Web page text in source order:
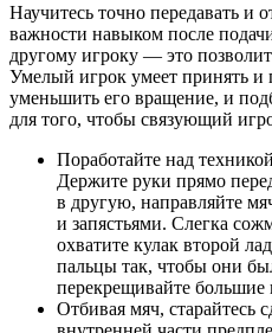
Научитесь точно передавать и
важности навыком после
другому игроку — это
Умелый игрок умеет принять и
уменьшить его вращение, и
для того, чтобы связующий
Поработайте над
Держите руки прямо
в другую, направляйте
и запястьями. Слегка
охватите кулак второй
пальцы так, чтобы они
перекрещивайте большие
Отбивая мяч, старайтесь